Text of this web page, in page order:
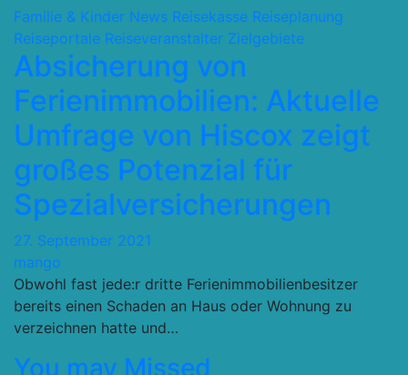
Familie & Kinder News Reisekasse Reiseplanung
Reiseportale Reiseveranstalter Zielgebiete
Absicherung von
Ferienimmobilien: Aktuelle
Umfrage von Hiscox zeigt
großes Potenzial für
Spezialversicherungen
27. September 2021
mango
Obwohl fast jede:r dritte Ferienimmobilienbesitzer
bereits einen Schaden an Haus oder Wohnung zu
verzeichnen hatte und…
You may Missed